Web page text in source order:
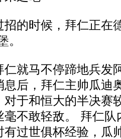
的时候，拜仁正在
。
马不停蹄地兵发
后，拜仁主帅瓜迪
对于和恒大的半决赛
不敢轻敌。 拜仁队
有过世俱杯经验，瓜